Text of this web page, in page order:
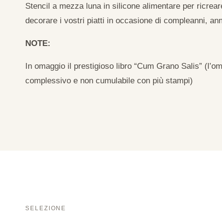
Stencil a mezza luna in silicone alimentare per
decorare i vostri piatti in occasione di compleanni,
NOTE:
In omaggio il prestigioso libro “Cum Grano Salis”
complessivo e non cumulabile con più stampi)
SELEZIONE